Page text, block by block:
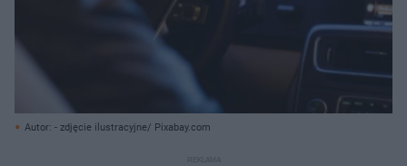
Autor: - zdjęcie ilustracyjne/ Pixabay.com